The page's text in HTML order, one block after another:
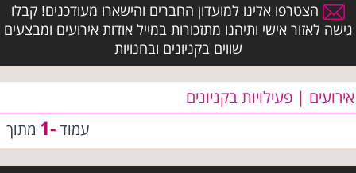
הצטרפו אלינו למועדון החברים והישארו מעודכנים! קבלו
גישה לאזור אישי ותיהנו מתזכורות במייל אודות אירועים ומבצעים
שווים בקניונים ובחנויות
אירועים | פעילויות בקניונים
עמוד-1 מתוך